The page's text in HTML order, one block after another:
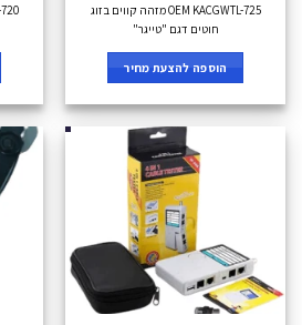
OEM KACGWTL-725 מזהה קווים בזוג
חוטים דגם "טייגר"
הוספה להצעת מחיר